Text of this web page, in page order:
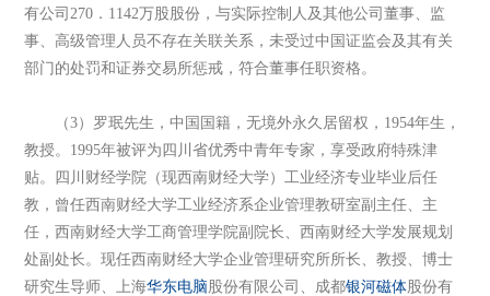
有公司270．1142万股股份，与实际控制人及其他公司董事、监
事、高级管理人员不存在关联关系，未受过中国证监会及其有关
部门的处罚和证券交易所惩戒，符合董事任职资格。
（3）罗珉先生，中国国籍，无境外永久居留权，1954年生，
教授。1995年被评为四川省优秀中青年专家，享受政府特殊津
贴。四川财经学院（现西南财经大学）工业经济专业毕业后任
教，曾任西南财经大学工业经济系企业管理教研室副主任、主
任，西南财经大学工商管理学院副院长、西南财经大学发展规划
处副处长。现任西南财经大学企业管理研究所所长、教授、博士
研究生导师、上海华东电脑股份有限公司、成都银河磁体股份有